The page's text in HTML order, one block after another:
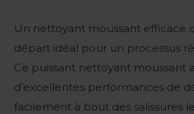
Un nettoyant moussant efficace
départ idéal pour un processus
Ce puissant nettoyant moussant
d’excellentes performances de
facilement à bout des salissures